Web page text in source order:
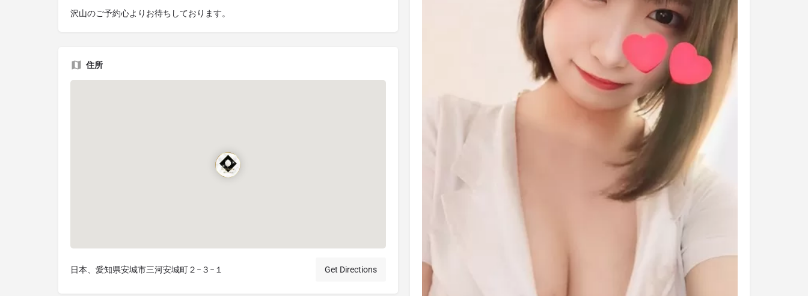
沢山のご予約心よりお待ちしております。
住所
日本、愛知県安城市三河安城町２−３−１ Get Directions